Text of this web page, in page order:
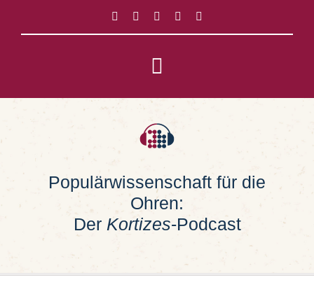
springen
Toggle
Navigation
Impressum
Populärwissenschaft für die
Ohren:
Der Kortizes-Podcast